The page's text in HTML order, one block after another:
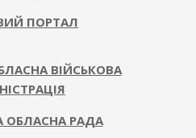
ПОРТАЛ
ВІЙСЬКОВА
ОБЛАСНА РАДА